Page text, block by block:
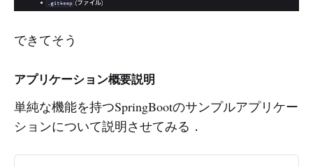
できてそう
アプリケーション概要説明
単純な機能を持つSpringBootのサンプルアプリケー
ションについて説明させてみる．